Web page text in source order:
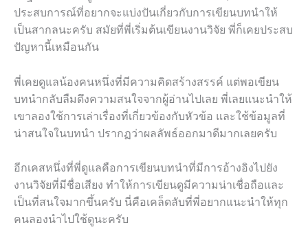
ประสบการณ์ที่อยากจะแบ่งปันเกี่ยวกับการเขียนบทนำให้
เป็นสากลนะครับ สมัยที่พี่เริ่มต้นเขียนงานวิจัย พี่ก็เคยประสบ
ปัญหานี้เหมือนกัน
พี่เคยดูแลน้องคนหนึ่งที่มีความคิดสร้างสรรค์ แต่พอเขียน
บทนำกลับลืมดึงความสนใจจากผู้อ่านไปเลย พี่เลยแนะนำให้
เขาลองใช้การเล่าเรื่องที่เกี่ยวข้องกับหัวข้อ และใช้ข้อมูลที่
น่าสนใจในบทนำ ปรากฏว่าผลลัพธ์ออกมาดีมากเลยครับ
อีกเคสหนึ่งที่พี่ดูแลคือการเขียนบทนำที่มีการอ้างอิงไปยัง
งานวิจัยที่มีชื่อเสียง ทำให้การเขียนดูมีความน่าเชื่อถือและ
เป็นที่สนใจมากขึ้นครับ นี่คือเคล็ดลับที่พี่อยากแนะนำให้ทุก
คนลองนำไปใช้ดูนะครับ